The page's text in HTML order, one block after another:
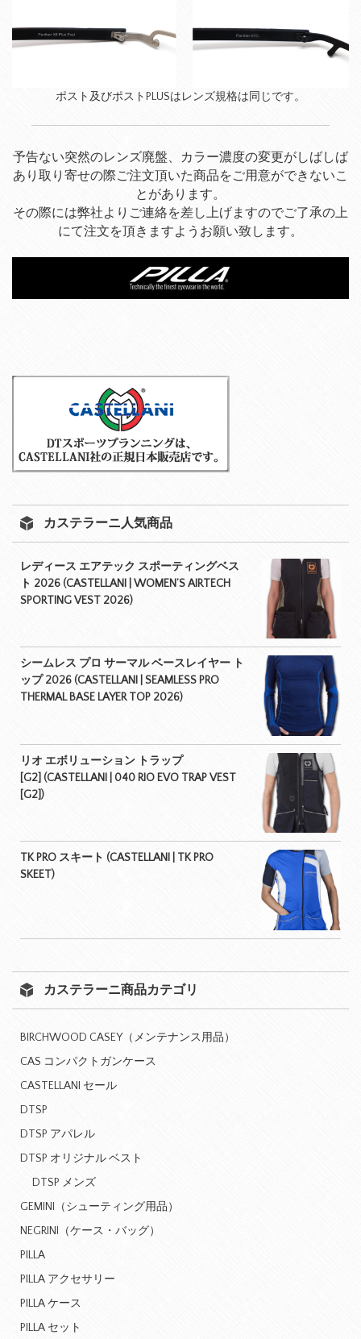
ポスト及びポストPLUSはレンズ規格は同じです。
予告ない突然のレンズ廃盤、カラー濃度の変更がしばしば
あり取り寄せの際ご注文頂いた商品をご用意ができないこ
とがあります。
その際には弊社よりご連絡を差し上げますのでご了承の上
にて注文を頂きますようお願い致します。
カステラーニ人気商品
レディース エアテック スポーティングベス
ト 2026 (CASTELLANI | WOMEN’S AIRTECH
SPORTING VEST 2026)
シームレス プロ サーマル ベースレイヤー ト
ップ 2026 (CASTELLANI | SEAMLESS PRO
THERMAL BASE LAYER TOP 2026)
リオ エボリューション トラップ
[G2] (CASTELLANI | 040 RIO EVO TRAP VEST
[G2])
TK PRO スキート (CASTELLANI | TK PRO
SKEET)
カステラーニ商品カテゴリ
BIRCHWOOD CASEY（メンテナンス用品）
CAS コンパクトガンケース
CASTELLANI セール
DTSP
DTSP アパレル
DTSP オリジナル ベスト
DTSP メンズ
GEMINI（シューティング用品）
NEGRINI（ケース・バッグ）
PILLA
PILLA アクセサリー
PILLA ケース
PILLA セット